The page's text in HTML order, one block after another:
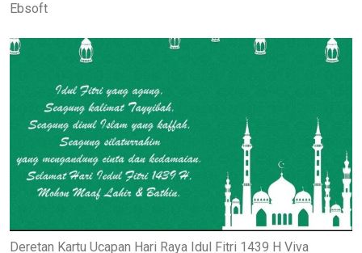
Ebsoft
Deretan Kartu Ucapan Hari Raya Idul Fitri 1439 H Viva